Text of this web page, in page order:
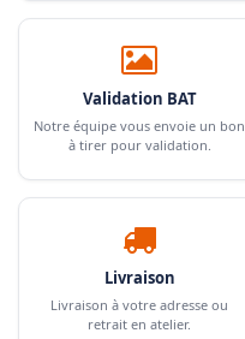
Validation BAT
Notre équipe vous envoie un bon
à tirer pour validation.
Livraison
Livraison à votre adresse ou
retrait en atelier.